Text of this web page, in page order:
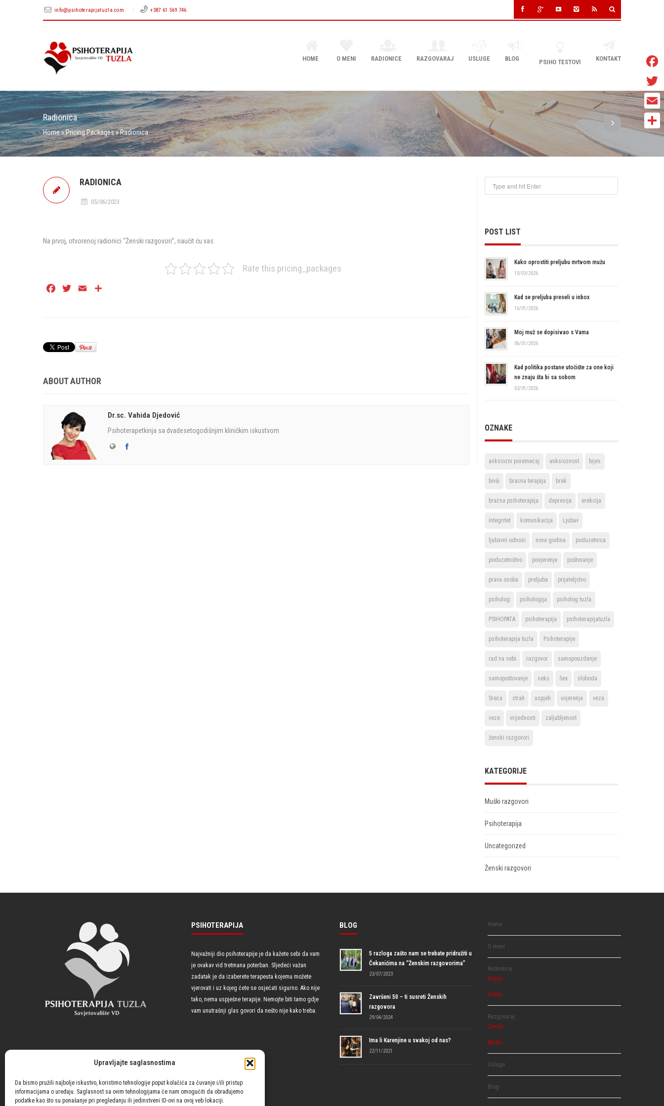
Upravljajte saglasnostima
Da bismo pružili najbolje iskustvo, koristimo tehnologije poput kolačića za čuvanje i/ili pristup
informacijama o uređaju. Saglasnost sa ovim tehnologijama će nam omogućiti da obrađujemo
podatke kao što su ponašanje pri pregledanju ili jedinstveni ID-ovi na ovoj veb lokaciji.
info@psihoterapijatuzla.com +387 61 569 746
HOME O MENI RADIONICE RAZGOVARAJ USLUGE BLOG PSIHO TESTOVI KONTAKT
Radionica
Home»Pricing Packages»Radionica
RADIONICA
05/06/2023
Na prvoj, otvorenoj radionici “Ženski razgovori”, naučit ću vas:
Rate this pricing_packages
FacebookTwitterEmail
ABOUT AUTHOR
Dr.sc. Vahida Djedović
Psihoterapetkinja sa dvadesetogodišnjim kliničkim iskustvom
POST LIST
Kako oprostiti preljubu mrtvom mužu
10/03/2026
Kad se preljuba preseli u inbox
16/01/2026
Moj muž se dopisivao s Vama
06/01/2026
Kad politika postane utočište za one koji
ne znaju šta bi sa sobom
03/01/2026
OZNAKE
anksiozni poremećaj anksioznost bijes
bivši bracna terapija brak
bračna psihoterapija depresija erekcija
integritet komunikacija Ljubav
ljubavni odnosi nova godina poduzetnica
poduzetništvo povjerenje poštovanje
prava osoba preljuba prijateljstvo
psiholog psihologija psiholog tuzla
PSIHOPATA psihoterapija psihoterapijatuzla
psihoterapija tuzla Psihoterapije
rad na sebi razgovor samopouzdanje
samopoštovanje seks Sex sloboda
Sreća strah uspjeh uvjerenja veza
veze vrijednosti zaljubljenost
ženski razgovori
KATEGORIJE
Muški razgovori
Psihoterapija
Uncategorized
Ženski razgovori
PSIHOTERAPIJA
Najvažniji dio psihoterapije je da kažete sebi da vam
je ovakav vid tretmana poterban. Sljedeći važan
zadatak je da izaberete terapeuta kojemu možete
vjerovati i uz kojeg ćete se osjećati sigurno. Ako nije
tako, nema uspješne terapije. Nemojte biti tamo gdje
vam unutrašnji glas govori da nešto nije kako treba.
BLOG
5 razloga zašto nam se trebate pridružiti u
Čekanićima na “Ženskim razgovorima”
23/07/2023
Završeni 50 – ti susreti Ženskih
razgovora
29/04/2024
Ima li Karenjine u svakoj od nas?
22/11/2021
Home
O meni
Radionice
Knjige
Video
Razgovaraj
Ženski
Muški
Usluge
Blog
Twitter
Email
Share